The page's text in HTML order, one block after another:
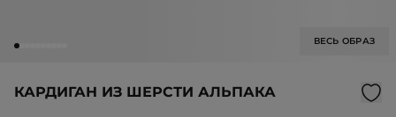
ВЕСЬ ОБРАЗ
КАРДИГАН ИЗ ШЕРСТИ АЛЬПАКА